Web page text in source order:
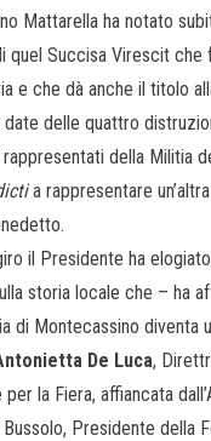
Mattarella ha notato
quel Succisa Virescit che
e che dà anche il titolo
delle quattro
della Militia
a rappresentare
il Presidente ha
storia locale che – ha
di Montecassino diventa
De Luca,
la Fiera, affiancata
Presidente della